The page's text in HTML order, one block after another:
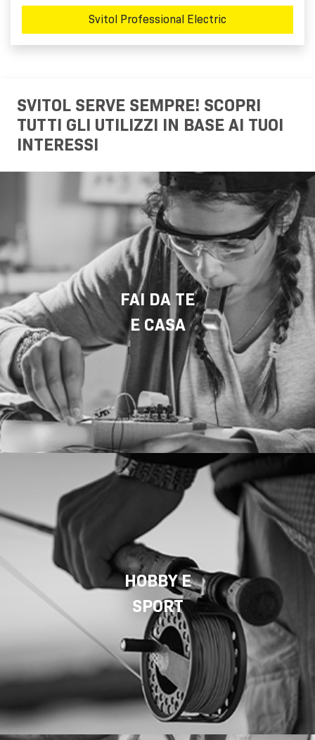
Svitol Professional Electric
SVITOL SERVE SEMPRE! SCOPRI
TUTTI GLI UTILIZZI IN BASE AI TUOI
INTERESSI
FAI DA TE
E CASA
HOBBY E
SPORT